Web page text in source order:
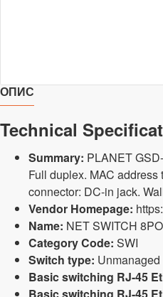
ОПИС
Technical
Summary: PLANET
Full duplex. MAC
connector: DC-in jack.
Vendor Homepage:
Name: NET SWITCH
Category Code: SWI
Switch type: Unmanaged
Basic switching RJ-45